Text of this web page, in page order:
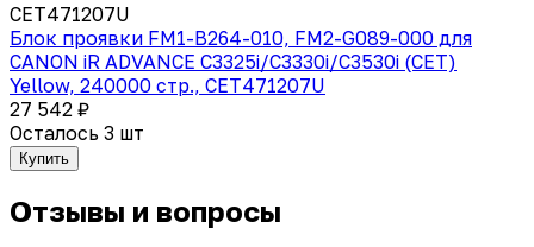
CET471207U
Блок проявки FM1-B264-010, FM2-G089-000 для
CANON iR ADVANCE C3325i/C3330i/C3530i (CET)
Yellow, 240000 стр., CET471207U
27 542 ₽
Осталось 3 шт
Купить
Отзывы и вопросы